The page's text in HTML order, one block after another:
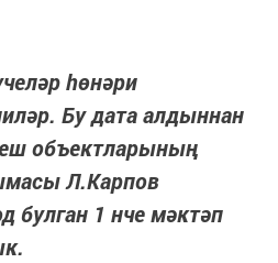
һөнәри
Бу дата алдыннан
объектларының
Л.Карпов
булган 1 нче мәктәп